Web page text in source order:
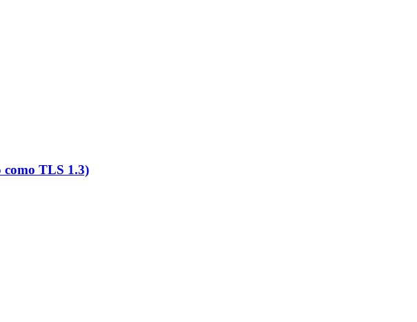
como TLS 1.3)